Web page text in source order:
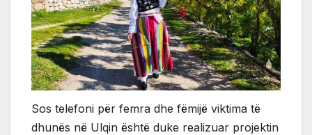
Sos telefoni për femra dhe fëmijë viktima të
dhunës në Ulqin është duke realizuar projektin